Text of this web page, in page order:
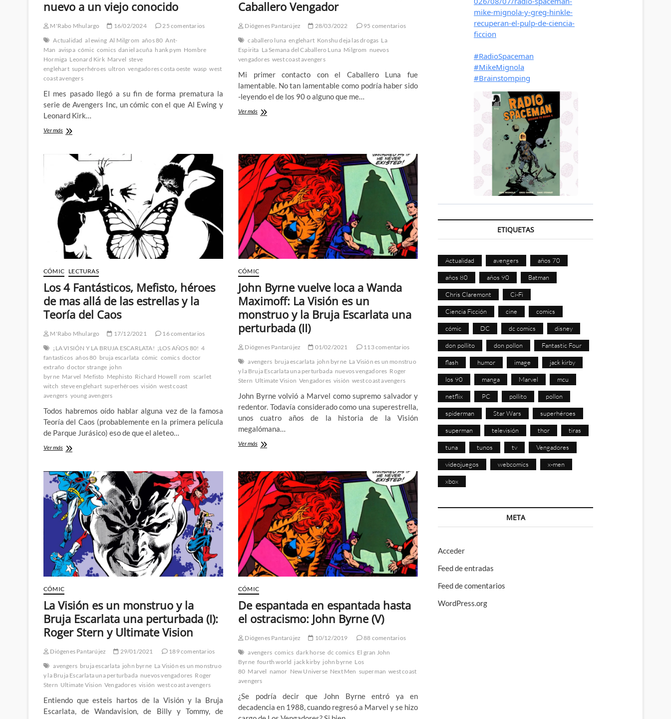
nuevo a un viejo conocido
M'Rabo Mhulargo 16/02/2024
25 comentarios
Actualidad al ewing Al Milgrom años 80 Ant-
Man avispa cómic comics daniel acuña hank pym Hombre
Hormiga Leonard Kirk Marvel steve
englehart superhéroes ultron vengadores costa oeste wasp west
coast avengers
El mes pasado llegó a su fin de forma prematura la
serie de Avengers Inc, un cómic con el que Al Ewing y
Leonard Kirk…
Ver másAdiós
Inc
de
nuevo
a
conocido
Caballero Vengador
Diógenes Pantarújez 28/03/2022
95 comentarios
caballero luna englehart Konshu deja las drogas La
Espirita La Semana del Caballero Luna Milgrom nuevos
vengadores west coast avengers
Mi primer contacto con el Caballero Luna fue
lamentable. No tan lamentable como podría haber sido
-leyendo el de los 90 o alguno que me…
Ver másLa
(I):
El
Caballero
Vengador
CÓMIC LECTURAS
Los 4 Fantásticos, Mefisto, héroes
de mas allá de las estrellas y la
Teoría del Caos
M'Rabo Mhulargo 17/12/2021
16 comentarios
¡LA VISIÓN Y LA BRUJA ESCARLATA! ¡LOS AÑOS 80! 4
fantasticos años 80 bruja escarlata cómic comics doctor
extraño doctor strange john
byrne Marvel Mefisto Mephisto Richard Howell rom scarlet
witch steve englehart superhéroes visión west coast
avengers young avengers
Todos habremos oído hablar alguna vez de la famosa
Teoría del Caos (probablemente en la primera película
de Parque Jurásico) eso de que el aleteo…
Ver másLos
Mefisto,
héroes
de
mas
allá
de
las
estrellas
y
la
Teoría
del
CÓMIC
John Byrne vuelve loca a Wanda
Maximoff: La Visión es un
monstruo y la Bruja Escarlata una
perturbada (II)
Diógenes Pantarújez 01/02/2021
113 comentarios
avengers bruja escarlata john byrne La Visión es un monstruo
y la Bruja Escarlata una perturbada nuevos vengadores Roger
Stern Ultimate Vision Vengadores visión west coast avengers
John Byrne volvió a Marvel como supremo salvador y
redentor. Todavía considerado como una superestrella,
unos cuatro años de la historia de la Visión
megalómana…
Ver másJohn
loca
a
Wanda
Maximoff:
La
Visión
es
monstruo
la
Bruja
Escarlata
una
perturbada
(II)
CÓMIC
La Visión es un monstruo y la
Bruja Escarlata una perturbada (I):
Roger Stern y Ultimate Vision
Diógenes Pantarújez 29/01/2021
189 comentarios
avengers bruja escarlata john byrne La Visión es un monstruo
y la Bruja Escarlata una perturbada nuevos vengadores Roger
Stern Ultimate Vision Vengadores visión west coast avengers
Entiendo que esteis hartos de la Visión y la Bruja
Escarlata, de Wandavision, de Billy y Tommy, de
CÓMIC
De espantada en espantada hasta
el ostracismo: John Byrne (V)
Diógenes Pantarújez 10/12/2019
88 comentarios
avengers comics dark horse dc comics El gran John
Byrne fourth world jack kirby john byrne Los
80 Marvel namor New Universe Next Men superman west coast
avengers
¿Se podría decir que John Byrne entró ya en
decadencia en 1988, cuando regresó a Marvel y se hizo
ETIQUETAS
Actualidad avengers años 70
años 80 años 90 Batman
Chris Claremont Ci-Fi
Ciencia Ficción cine comics
cómic DC dc comics disney
don pollito don pollon Fantastic Four
flash humor image jack kirby
los 90 manga Marvel mcu
netflix PC pollito pollon
spiderman Star Wars superhéroes
superman televisión thor tiras
tuna tunos tv Vengadores
videojuegos webcomics x-men
xbox
META
Acceder
Feed de entradas
Feed de comentarios
WordPress.org